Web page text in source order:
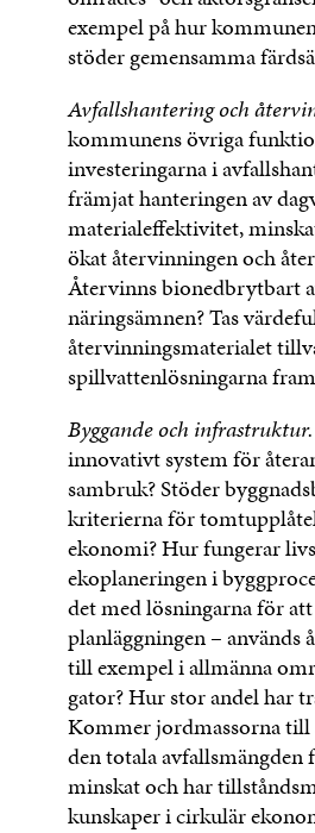
exempel på hur
stöder gemensamma
Avfallshantering och
kommunens övriga
investeringarna i
främjat hanteringen av
materialeffektivitet,
ökat återvinningen och
Återvinns bionedbrytbart
näringsämnen? Tas
återvinningsmaterialet
spillvattenlösningarna
Byggande och infrastruktur.
innovativt system för
sambruk? Stöder
kriterierna för
ekonomi? Hur fungerar
ekoplaneringen i
det med lösningarna för
planläggningen – används
till exempel i allmänna
gator? Hur stor andel har
Kommer jordmassorna till
den totala avfallsmängden
minskat och har
kunskaper i cirkulär